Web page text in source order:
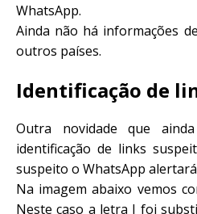
WhatsApp.
Ainda não há informações
outros países.
Identificação de
Outra novidade que
identificação de links
suspeito o WhatsApp
Na imagem abaixo vemos
Neste caso a letra I foi